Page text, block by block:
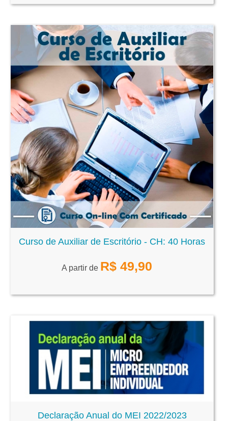
Curso de Auxiliar de Escritório - CH: 40 Horas
A partir de R$ 49,90
Declaração Anual do MEI 2022/2023